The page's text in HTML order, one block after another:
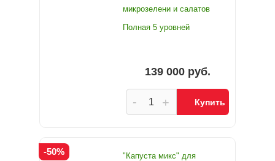
микрозелени и салатов
Полная 5 уровней
139 000 руб.
+
- Купить
"Капуста микс" для
-50%